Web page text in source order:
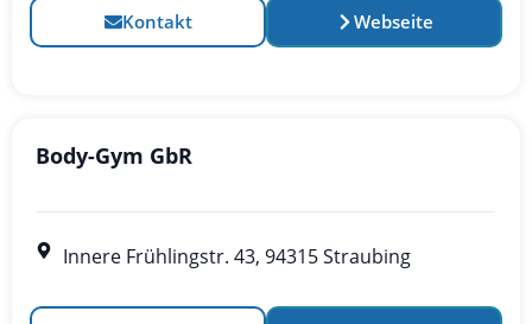
Kontakt Webseite
Body-Gym GbR
Innere Frühlingstr. 43, 94315 Straubing